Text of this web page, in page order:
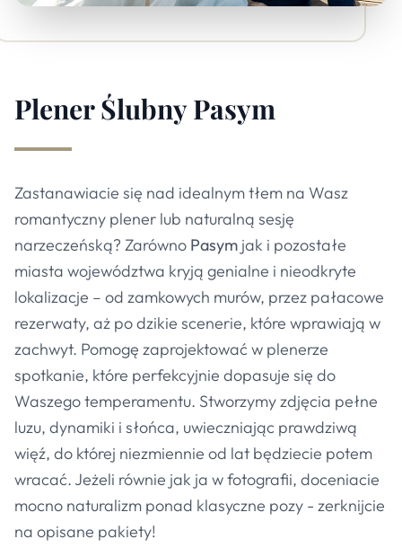
Plener ŚlubnyPasym
Zastanawiacie się nad idealnym tłem na Wasz
romantyczny plener lub naturalną sesję
narzeczeńską? Zarówno Pasym jak i pozostałe
miasta województwa kryją genialne i nieodkryte
lokalizacje – od zamkowych murów, przez pałacowe
rezerwaty, aż po dzikie scenerie, które wprawiają w
zachwyt. Pomogę zaprojektować w plenerze
spotkanie, które perfekcyjnie dopasuje się do
Waszego temperamentu. Stworzymy zdjęcia pełne
luzu, dynamiki i słońca, uwieczniając prawdziwą
więź, do której niezmiennie od lat będziecie potem
wracać. Jeżeli równie jak ja w fotografii, doceniacie
mocno naturalizm ponad klasyczne pozy - zerknijcie
na opisane pakiety!